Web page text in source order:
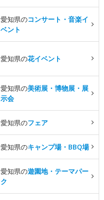
愛知県のコンサート・音楽イ
ベント
愛知県の花イベント
愛知県の美術展・博物展・展
示会
愛知県のフェア
愛知県のキャンプ場・BBQ場
愛知県の遊園地・テーマパー
ク